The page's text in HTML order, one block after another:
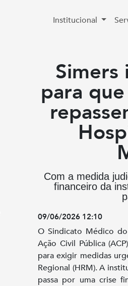
Institucional
Simers
para
Com a medida
financeiro da
09/06/2026 12:10
O Sindicato Médico
Ação Civil Pública
para exigir medidas
Regional (HRM). A
passa por uma crise